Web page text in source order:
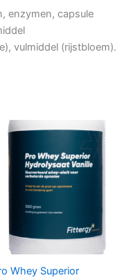
enzymen, capsule
vulmiddel (rijstbloem).
Whey Superior